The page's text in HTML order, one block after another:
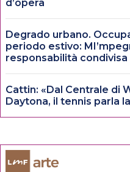
d’opera
Degrado urbano.
periodo estivo:
responsabilità condivisa
Cattin: «Dal Centrale di
Daytona, il tennis parla